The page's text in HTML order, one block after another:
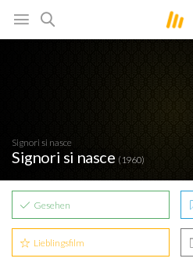
Signori si nasce
Signori si nasce (1960)
Gesehen
Lieblingsfilm